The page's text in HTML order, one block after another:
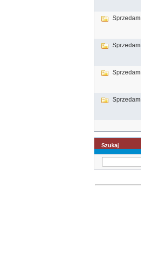
Sprzedam
Sprzedam
Sprzedam
Sprzedam
Szukaj